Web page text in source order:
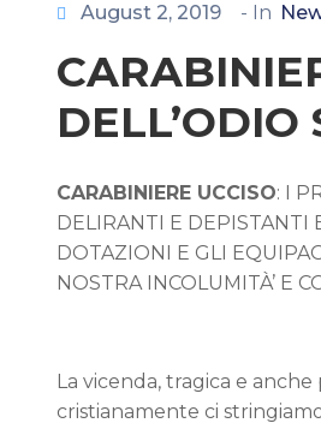
August 2, 2019 - In
DELL’ODIO
CARABINIERE UCCISO: I
DELIRANTI E DEPISTANTI
DOTAZIONI E GLI
NOSTRA INCOLUMITÀ’ E
La vicenda, tragica e
cristianamente ci